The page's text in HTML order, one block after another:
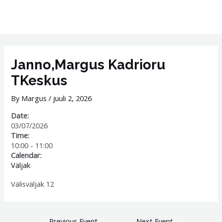
Janno,Margus Kadrioru
TKeskus
By Margus/ juuli 2, 2026
Date:
03/07/2026
Time:
10:00 - 11:00
Calendar:
Väljak
Välisväljak 12